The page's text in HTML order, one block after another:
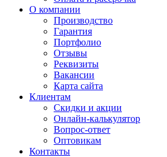
О компании
Производство
Гарантия
Портфолио
Отзывы
Реквизиты
Вакансии
Карта сайта
Клиентам
Скидки и акции
Онлайн-калькулятор
Вопрос-ответ
Оптовикам
Контакты